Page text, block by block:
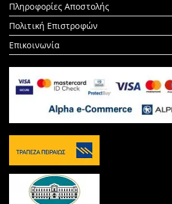
Πληροφορίες Αποστολής
Πολιτική Επιστροφών
Επικοινωνία